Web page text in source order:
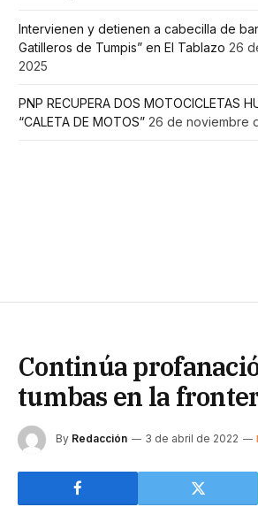
Intervienen y detienen a cabecilla de
Gatilleros de Tumpis” en El Tablazo 26
2025
PNP RECUPERA DOS MOTOCICLETAS
“CALETA DE MOTOS” 26 de noviembre
Continúa
tumbas en la
By Redacción 3 de abril de 2022